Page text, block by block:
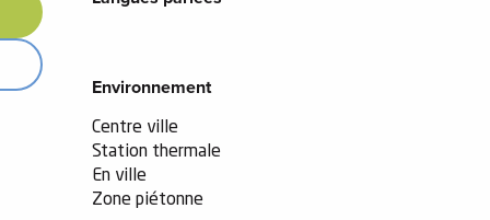
Environnement
Environnement
Centre ville
Station thermale
En ville
Zone piétonne